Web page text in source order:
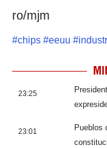
ro/mjm
#chips #eeuu #
23:25
23:01
Pueblos